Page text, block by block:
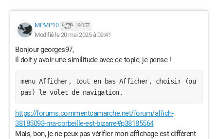
est-ce possible d'y revenir sans supprimer la maj ?
MPMP10 19 057
Modifié le 20 mai 2025 à 09:41
Bonjour georges97,
Il doit y avoir une similitude avec ce topic, je pense !
menu Afficher, tout en bas Afficher, choisir (ou
pas) le volet de navigation.
https://forums.commentcamarche.net/forum/affich-
38185093-ma-corbeille-est-bizarre#p38185564
Mais, bon, je ne peux pas vérifier mon affichage est différent